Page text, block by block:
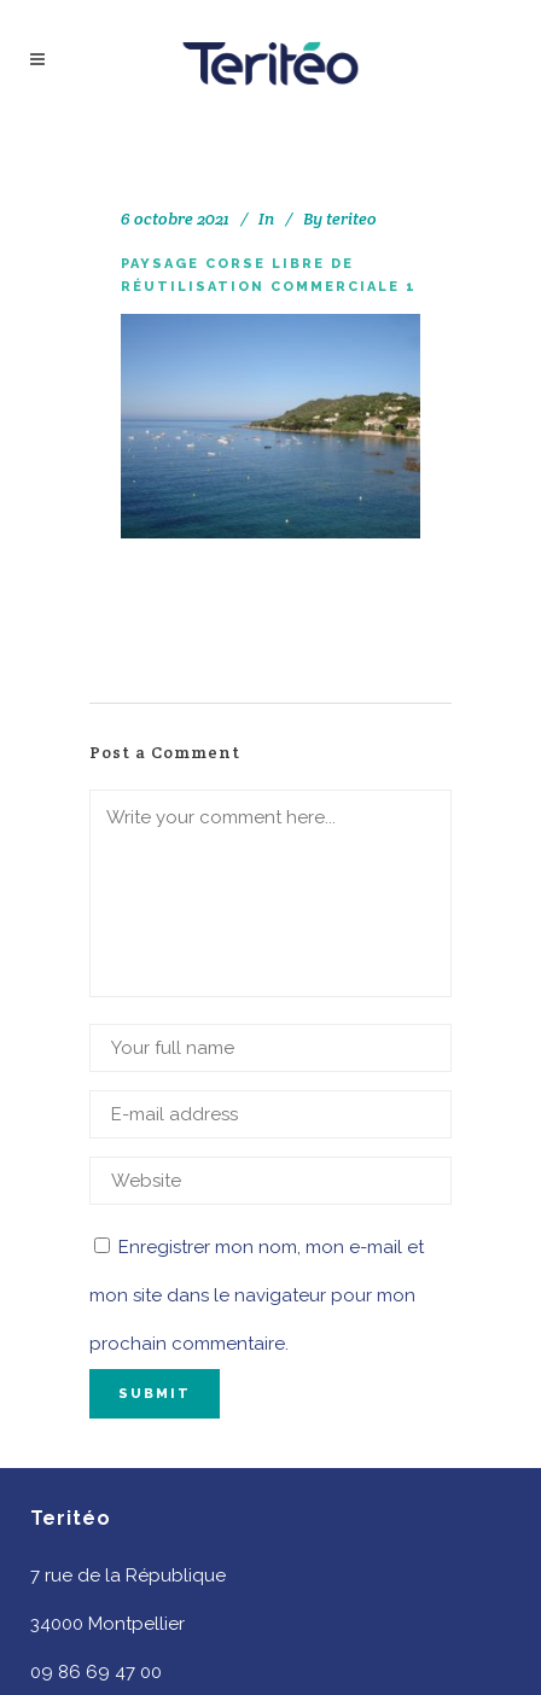
6 octobre 2021 In Byteriteo
PAYSAGE CORSE LIBRE DE
RÉUTILISATION COMMERCIALE 1
Post a Comment
Enregistrer mon nom, mon e-mail et
mon site dans le navigateur pour mon
prochain commentaire.
Teritéo
7 rue de la République
34000 Montpellier
09 86 69 47 00